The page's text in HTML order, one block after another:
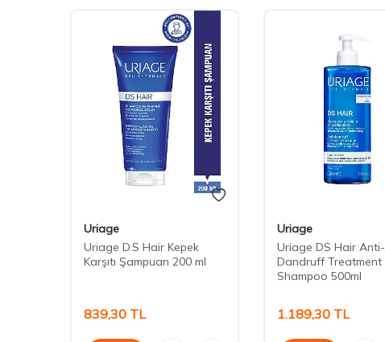
Uriage
Uriage D.S Hair Kepek
Karşıtı Şampuan 200 ml
839,30 TL
Uriage
Uriage DS Hair Anti-
Dandruff Treatment
Shampoo 500ml
1.189,30 TL